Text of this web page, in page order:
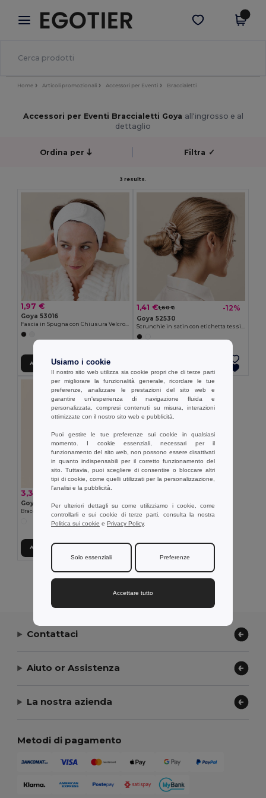
× App Egotier
Prezzi migliori sull'app!
Scarica app
Home Articoli promozionali Accessori per Eventi Braccialetti
Accessori per Eventi Braccialetti Goya all'ingrosso e al
dettaglio
Ordina per Filtra ✓
3 results.
1,97 €
Goya 53016
Fascia in Spugna con Chiusura Velcro VELCRO
Aggiungi al carrello
1,41 €1,60 € -12%
Goya 52530
Scrunchie in satin con etichetta tessile COMBIN
3,35 €
Goya 52514
Braccialetto in Legno di Acacia MASAYA
Aggiungi al carrello
Visualizzazione Di Tutti I Prodotti.
Contattaci
Aiuto or Assistenza
La nostra azienda
Metodi di pagamento
Usiamo i cookie
Il nostro sito web utilizza sia cookie propri che di terze parti
per migliorare la funzionalità generale, ricordare le tue
preferenze, analizzare le prestazioni del sito web e
garantire un'esperienza di navigazione fluida e
personalizzata, compresi contenuti su misura, interazioni
ottimizzate con il nostro sito web e pubblicità.
Puoi gestire le tue preferenze sui cookie in qualsiasi
momento. I cookie essenziali, necessari per il
funzionamento del sito web, non possono essere disattivati
in quanto indispensabili per il corretto funzionamento del
sito. Tuttavia, puoi scegliere di consentire o bloccare altri
tipi di cookie, come quelli utilizzati per la personalizzazione,
l'analisi e la pubblicità.
Per ulteriori dettagli su come utilizziamo i cookie, come
controllarli e sui cookie di terze parti, consulta la nostra
Politica sui cookie e Privacy Policy.
Solo essenziali Preferenze
Accettare tutto